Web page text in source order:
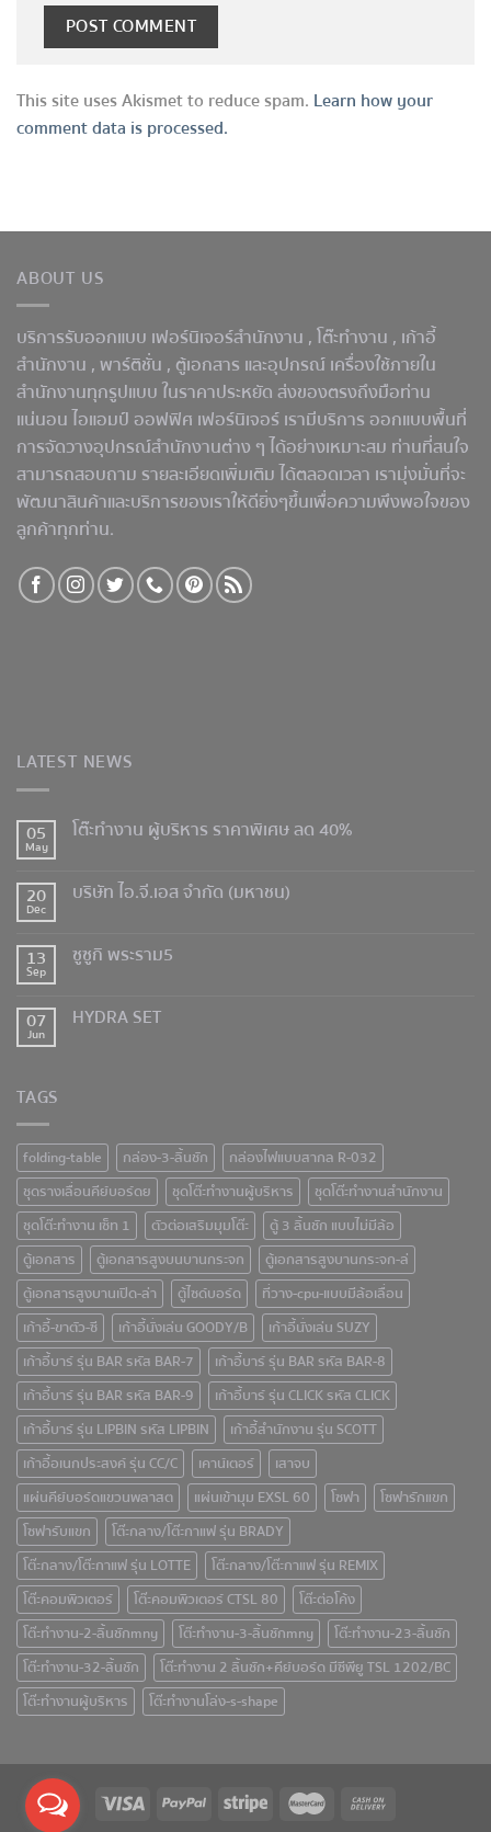
This site uses Akismet to reduce spam. Learn how your
comment data is processed.
ABOUT US
บริการรับออกแบบ เฟอร์นิเจอร์สำนักงาน ,โต๊ะทำงาน , เก้าอี้
สำนักงาน , พาร์ติชั่น , ตู้เอกสาร และอุปกรณ์ เครื่องใช้ภายใน
สำนักงานทุกรูปแบบ ในราคาประหยัด ส่งของตรงถึงมือท่าน
แน่นอน ไอแอมป์ ออฟฟิศ เฟอร์นิเจอร์ เรามีบริการ ออกแบบพื้นที่
การจัดวางอุปกรณ์สำนักงานต่าง ๆ ได้อย่างเหมาะสม ท่านที่สนใจ
สามารถสอบถาม รายละเอียดเพิ่มเติม ได้ตลอดเวลา เรามุ่งมั่นที่จะ
พัฒนาสินค้าและบริการของเราให้ดียิ่งๆขึ้นเพื่อความพึงพอใจของ
ลูกค้าทุกท่าน.
LATEST NEWS
05
May
โต๊ะทำงาน ผู้บริหาร ราคาพิเศษ ลด 40%
20
Dec
บริษัท ไอ.จี.เอส จำกัด (มหาชน)
13
Sep
ซูซูกิ พระราม5
07
Jun
HYDRA SET
TAGS
folding-table กล่อง-3-ลิ้นชัก
กล่องไฟแบบสากล R-032
ชุดรางเลื่อนคีย์บอร์ดย
ชุดโต๊ะทำงานผู้บริหาร
ชุดโต๊ะทำงานสำนักงาน
ชุดโต๊ะทำงาน เซ็ท 1
ตัวต่อเสริมมุมโต๊ะ
ตู้ 3 ลิ้นชัก แบบไม่มีล้อ
ตู้เอกสาร
ตู้เอกสารสูงบนบานกระจก
ตู้เอกสารสูงบานกระจก-ล่
ตู้เอกสารสูงบานเปิด-ล่า
ตู้ไซด์บอร์ด
ที่วาง-cpu-แบบมีล้อเลื่อน
เก้าอี้-ขาตัว-ซี
เก้าอี้นั่งเล่น GOODY/B
เก้าอี้นั่งเล่น SUZY
เก้าอี้บาร์ รุ่น BAR รหัส BAR-7
เก้าอี้บาร์ รุ่น BAR รหัส BAR-8
เก้าอี้บาร์ รุ่น BAR รหัส BAR-9
เก้าอี้บาร์ รุ่น CLICK รหัส CLICK
เก้าอี้บาร์ รุ่น LIPBIN รหัส LIPBIN
เก้าอี้สำนักงาน รุ่น SCOTT
เก้าอี้อเนกประสงค์ รุ่น CC/C
เคาน์เตอร์
เสาจบ
แผ่นคีย์บอร์ดแขวนพลาสต
แผ่นเข้ามุม EXSL 60 โซฟา
โซฟารักแขก
โซฟารับแขก
โต๊ะกลาง/โต๊ะกาแฟ รุ่น BRADY
โต๊ะกลาง/โต๊ะกาแฟ รุ่น LOTTE
โต๊ะกลาง/โต๊ะกาแฟ รุ่น REMIX
โต๊ะคอมพิวเตอร์
โต๊ะคอมพิวเตอร์ CTSL 80
โต๊ะต่อโค้ง
โต๊ะทำงาน-2-ลิ้นชักmny
โต๊ะทำงาน-3-ลิ้นชักmny
โต๊ะทำงาน-23-ลิ้นชัก
โต๊ะทำงาน-32-ลิ้นชัก
โต๊ะทำงาน 2 ลิ้นชัก+คีย์บอร์ด มีซีพียู TSL 1202/BC
โต๊ะทำงานผู้บริหาร
โต๊ะทำงานโล่ง-s-shape